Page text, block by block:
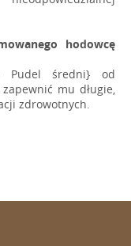
hodowcę
Pudel średni} od
mu długie,
zdrowotnych.